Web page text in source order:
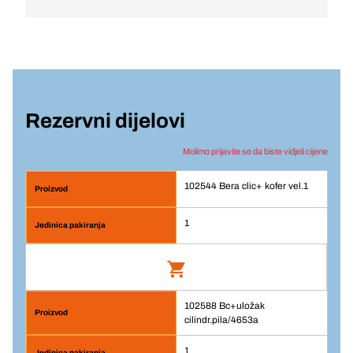
Rezervni dijelovi
Molimo prijavite se da biste vidjeli cijene
102544 Bera clic+ kofer vel.1
1
Bera clic+ kofer vel.1
Br. artikla: 102544
102588 Bc+uložak
cilindr.pila/4653a
1